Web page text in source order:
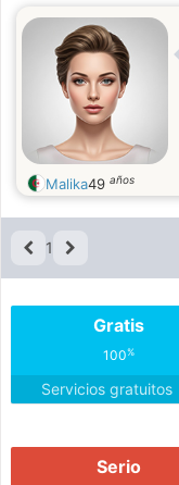
Malika49 años
1
Gratis
100%
Servicios gratuitos
Serio